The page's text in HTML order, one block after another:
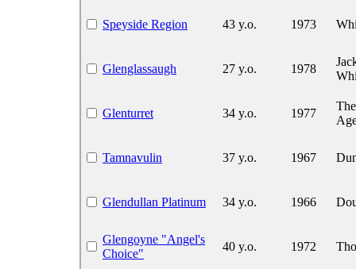
Speyside Region 43 y.o. 1973
Glenglassaugh 27 y.o. 1978
Glenturret 34 y.o. 1977
Tamnavulin 37 y.o. 1967
Glendullan Platinum 34 y.o. 1966
Glengoyne "Angel's
Choice"
40 y.o. 1972